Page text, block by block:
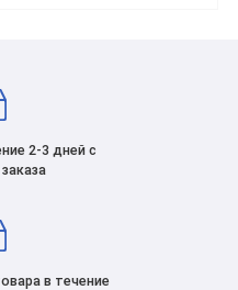
2-3 дней с
в течение